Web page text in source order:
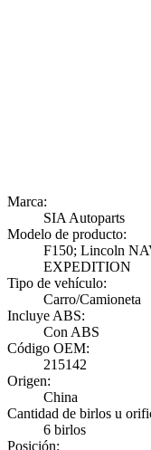
Marca:
SIA Autoparts
Modelo de producto:
F150; Lincoln
EXPEDITION
Tipo de vehículo:
Carro/Camioneta
Incluye ABS:
Con ABS
Código OEM:
215142
Origen:
China
Cantidad de birlos u
6 birlos
Posición: